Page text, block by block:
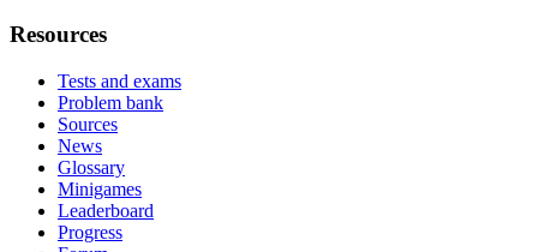
Resources
Tests and exams
Problem bank
Sources
News
Glossary
Minigames
Leaderboard
Progress